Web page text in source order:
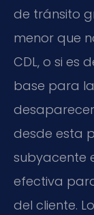
de tránsito
menor que
CDL, o si es
base para
desde esta
subyacente
efectiva
del cliente.